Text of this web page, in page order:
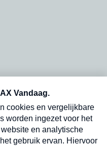
op onze
dinsdagochtend in
Verzend